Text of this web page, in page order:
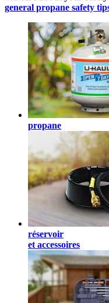
general propane safety
propane
réservoir
et accessoires